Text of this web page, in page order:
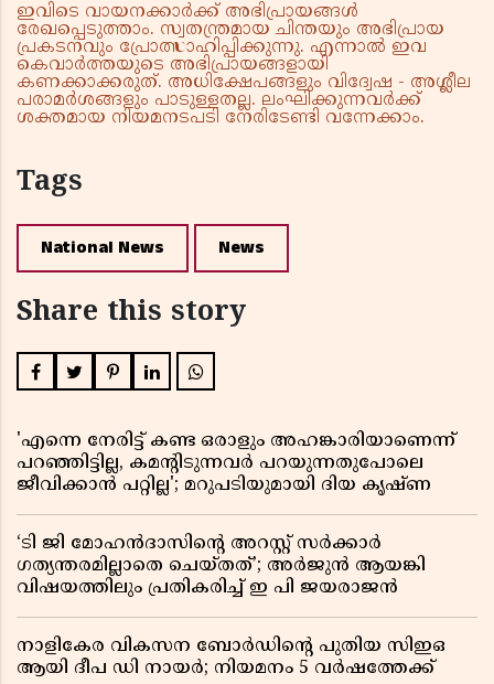
ഇവിടെ വായനക്കാർക്ക് അഭിപ്രായങ്ങൾ
രേഖപ്പെടുത്താം. സ്വതന്ത്രമായ ചിന്തയും അഭിപ്രായ
പ്രകടനവും പ്രോത്സാഹിപ്പിക്കുന്നു. എന്നാൽ ഇവ
കെവാർത്തയുടെ അഭിപ്രായങ്ങളായി
കണക്കാക്കരുത്. അധിക്ഷേപങ്ങളും വിദ്വേഷ - അശ്ലീല
പരാമർശങ്ങളും പാടുള്ളതല്ല. ലംഘിക്കുന്നവർക്ക്
ശക്തമായ നിയമനടപടി നേരിടേണ്ടി വന്നേക്കാം.
Tags
National News News
Share this story
'എന്നെ നേരിട്ട് കണ്ട ഒരാളും അഹങ്കാരിയാണെന്ന്
പറഞ്ഞിട്ടില്ല, കമൻ്റിടുന്നവർ പറയുന്നതുപോലെ
ജീവിക്കാൻ പറ്റില്ല'; മറുപടിയുമായി ദിയ കൃഷ്ണ
‘ടി ജി മോഹൻദാസിൻ്റെ അറസ്റ്റ് സർക്കാർ
ഗത്യന്തരമില്ലാതെ ചെയ്തത്’; അർജുൻ ആയങ്കി
വിഷയത്തിലും പ്രതികരിച്ച് ഇ പി ജയരാജൻ
നാളികേര വികസന ബോർഡിൻ്റെ പുതിയ സിഇഒ
ആയി ദീപ ഡി നായർ; നിയമനം 5 വർഷത്തേക്ക് ​​​​​​​